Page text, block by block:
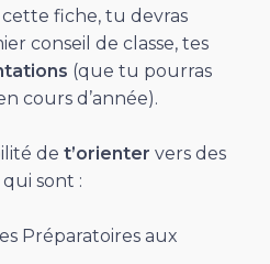
cette fiche, tu devras
conseil de classe, tes
(que tu pourras
cours d’année).
de t’orienter vers des
qui sont :
Préparatoires aux